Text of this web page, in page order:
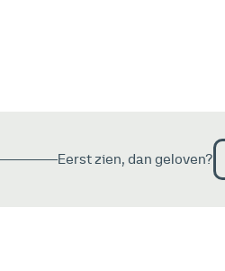
Eerst zien, dan geloven?